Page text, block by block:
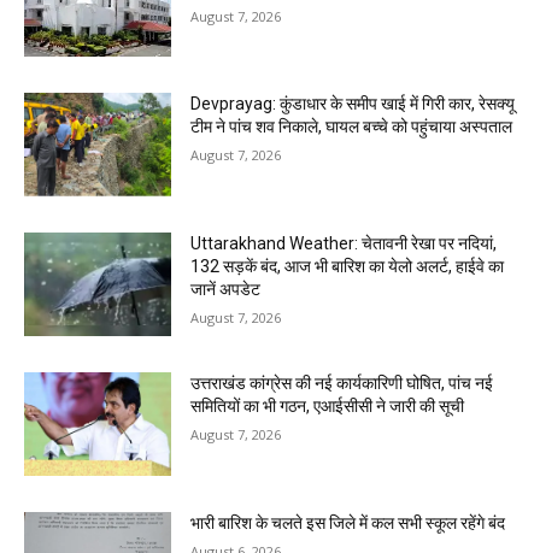
August 7, 2026
Devprayag: कुंडाधार के समीप खाई में गिरी कार, रेसक्यू
टीम ने पांच शव निकाले, घायल बच्चे को पहुंचाया अस्पताल
August 7, 2026
Uttarakhand Weather: चेतावनी रेखा पर नदियां,
132 सड़कें बंद, आज भी बारिश का येलो अलर्ट, हाईवे का
जानें अपडेट
August 7, 2026
उत्तराखंड कांग्रेस की नई कार्यकारिणी घोषित, पांच नई
समितियों का भी गठन, एआईसीसी ने जारी की सूची
August 7, 2026
भारी बारिश के चलते इस जिले में कल सभी स्कूल रहेंगे बंद